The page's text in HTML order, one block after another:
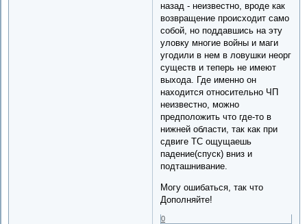
назад - неизвестно, вроде как
возвращение происходит само
собой, но поддавшись на эту
уловку многие войны и маги
угодили в нем в ловушки неорг
существ и теперь не имеют
выхода. Где именно он
находится относительно ЧП
неизвестно, можно
предположить что где-то в
нижней области, так как при
сдвиге ТС ощущаешь
падение(спуск) вниз и
подташнивание.
Могу ошибаться, так что
Дополняйте!
0